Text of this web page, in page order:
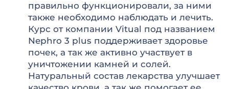
правильно функционировали, за ними
также необходимо наблюдать и лечить.
Курс от компании Vitual под названием
Nephro 3 plus поддерживает здоровье
почек, а так же активно участвует в
уничтожении камней и солей.
Натуральный состав лекарства улучшает